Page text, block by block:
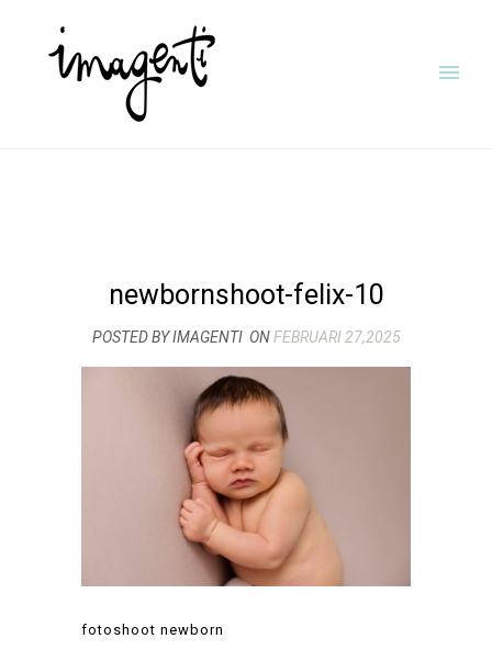
newbornshoot-felix-10
POSTED BY IMAGENTI ONFEBRUARI 27,2025
fotoshoot newborn